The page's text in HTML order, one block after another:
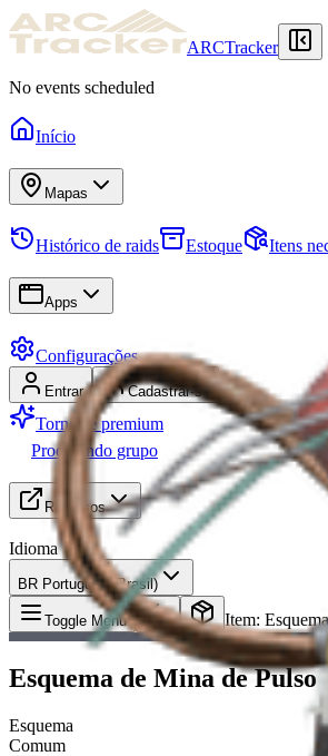
ARCTracker
No events scheduled
Início
Mapas
Histórico de raids Estoque Itens
Apps
Configurações
Entrar Cadastrar-se
Torne-se premium
Procurando grupo
Recursos
Idioma
BR Português (Brasil)
Toggle Menu Item:
Esquema de Mina de Pulso
Esquema
Comum